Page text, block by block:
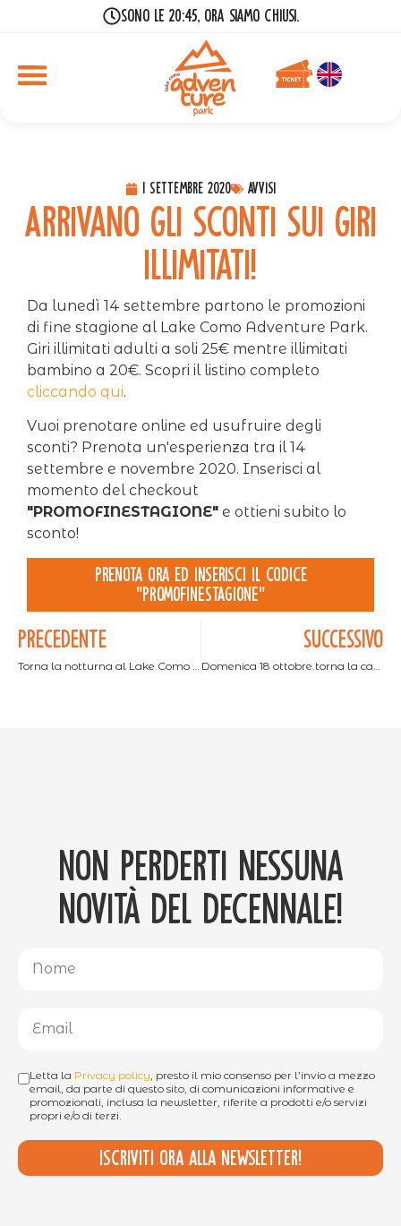
Sono le 20:45, ora siamo chiusi.
1 Settembre 2020 Avvisi
Arrivano gli sconti sui giri
illimitati!
Da lunedì 14 settembre partono le promozioni
di fine stagione al Lake Como Adventure Park.
Giri illimitati adulti a soli 25€ mentre illimitati
bambino a 20€. Scopri il listino completo
cliccando qui.
Vuoi prenotare online ed usufruire degli
sconti? Prenota un'esperienza tra il 14
settembre e novembre 2020. Inserisci al
momento del checkout
"PROMOFINESTAGIONE" e ottieni subito lo
sconto!
Prenota ora ed inserisci il codice
"PROMOFINESTAGIONE"
PRECEDENTE SUCCESSIVO
Non perderti nessuna
novità del decennale!
Letta la Privacy policy , presto il mio consenso per l’invio a mezzo
email, da parte di questo sito, di comunicazioni informative e
promozionali, inclusa la newsletter, riferite a prodotti e/o servizi
propri e/o di terzi.
Iscriviti ora alla newsletter!